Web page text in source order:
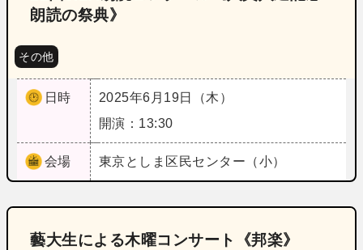
朗読の祭典》
その他
日時
2025年6月19日（木）
開演：13:30
会場 東京としま区民センター（小）
藝大生による木曜コンサート《邦楽》